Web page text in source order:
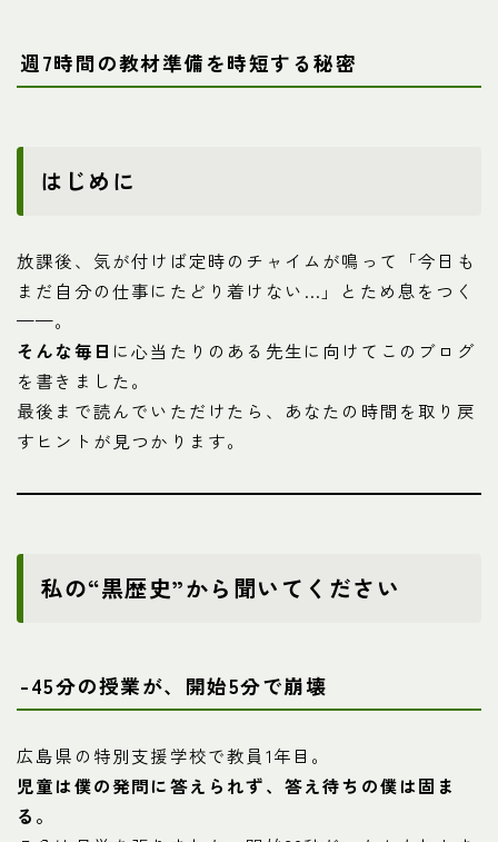
週7時間の教材準備を時短する秘密
はじめに
放課後、気が付けば定時のチャイムが鳴って「今日も
まだ自分の仕事にたどり着けない…」とため息をつく
——。
そんな毎日 に心当たりのある先生に向けてこのブログ
を書きました。
最後まで読んでいただけたら、あなたの時間を取り戻
すヒントが見つかります。
私の“黒歴史”から聞いてください
-45分の授業が、開始5分で崩壊
広島県の特別支援学校で教員1年目。
児童は僕の発問に答えられず、答え待ちの僕は固ま
る。